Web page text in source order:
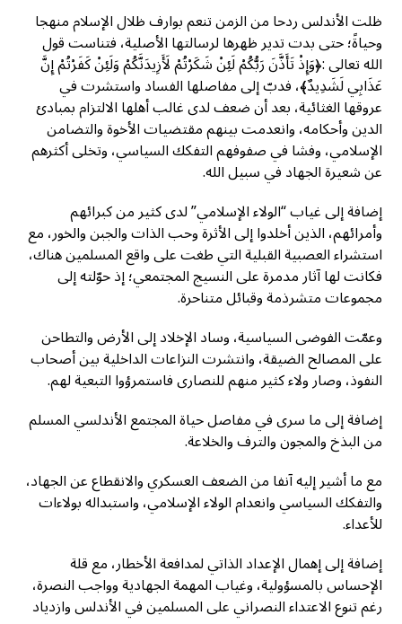
ظلت الأندلس ردحا من الزمن تنعم بوارف ظلال الإسلام منهجا
وحياةً؛ حتى بدت تدير ظهرها لرسالتها الأصلية، فتناست قول
الله تعالى :﴿وَإِذْ تَأَذَّنَ رَبُّكُمْ لَئِنْ شَكَرْتُمْ لَأَزِيدَنَّكُمْ وَلَئِنْ كَفَرْتُمْ إِنَّ
عَذَابِي لَشَدِيدٌ﴾، فدبّ إلى مفاصلها الفساد واستشرت في
عروقها الغثائية، بعد أن ضعف لدى غالب أهلها الالتزام بمبادئ
الدين وأحكامه، وانعدمت بينهم مقتضيات الأخوة والتضامن
الإسلامي، وفشا في صفوفهم التفكك السياسي، وتخلى أكثرهم
عن شعيرة الجهاد في سبيل الله.
إضافة إلى غياب “الولاء الإسلامي” لدى كثير من كبرائهم
وأمرائهم، الذين أخلدوا إلى الأثرة وحب الذات والجبن والخور، مع
استشراء العصبية القبلية التي طغت على واقع المسلمين هناك،
فكانت لها آثار مدمرة على النسيج المجتمعي؛ إذ حوّلته إلى
مجموعات متشرذمة وقبائل متناحرة.
وعمّت الفوضى السياسية، وساد الإخلاد إلى الأرض والتطاحن
على المصالح الضيقة، وانتشرت النزاعات الداخلية بين أصحاب
النفوذ، وصار ولاء كثير منهم للنصارى فاستمرؤوا التبعية لهم.
إضافة إلى ما سرى في مفاصل حياة المجتمع الأندلسي المسلم
من البذخ والمجون والترف والخلاعة.
مع ما أشير إليه آنفا من الضعف العسكري والانقطاع عن الجهاد،
والتفكك السياسي وانعدام الولاء الإسلامي، واستبداله بولاءات
للأعداء.
إضافة إلى إهمال الإعداد الذاتي لمدافعة الأخطار، مع قلة
الإحساس بالمسؤولية، وغياب المهمة الجهادية وواجب النصرة،
رغم تنوع الاعتداء النصراني على المسلمين في الأندلس وازدياد